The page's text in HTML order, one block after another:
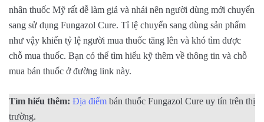
nhân thuốc Mỹ rất dễ làm giả và nhái nên người dùng mới chuyển
sang sử dụng Fungazol Cure. Tỉ lệ chuyển sang dùng sản phẩm
như vậy khiến tỷ lệ người mua thuốc tăng lên và khó tìm được
chỗ mua thuốc. Bạn có thể tìm hiểu kỹ thêm về thông tin và chỗ
mua bán thuốc ở đường link này.
Tìm hiểu thêm: Địa điểm bán thuốc Fungazol Cure uy tín trên thị
trường.